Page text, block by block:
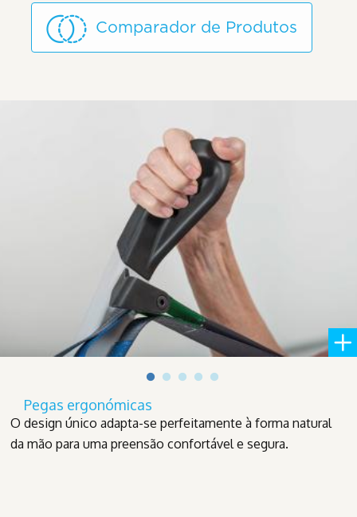
Comparador de Produtos
Pegas ergonómicas
O design único adapta-se perfeitamente à forma natural
da mão para uma preensão confortável e segura.